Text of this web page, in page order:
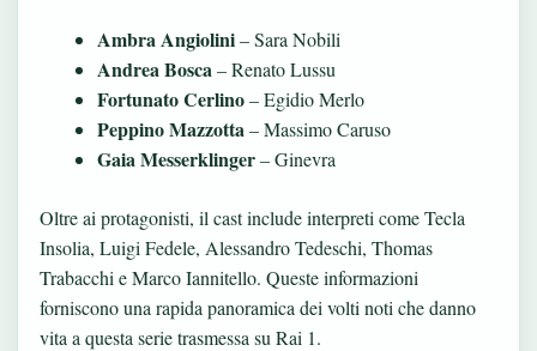
Ambra Angiolini– Sara Nobili
Andrea Bosca– Renato Lussu
Fortunato Cerlino– Egidio Merlo
Peppino Mazzotta– Massimo Caruso
Gaia Messerklinger– Ginevra
Oltre ai protagonisti, il cast include interpreti come Tecla
Insolia, Luigi Fedele, Alessandro Tedeschi, Thomas
Trabacchi e Marco Iannitello. Queste informazioni
forniscono una rapida panoramica dei volti noti che danno
vita a questa serie trasmessa su Rai 1.